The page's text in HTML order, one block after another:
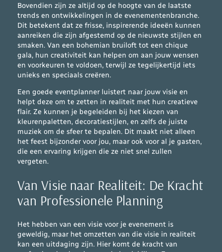
Bovendien zijn ze altijd op de hoogte van de laatste
trends en ontwikkelingen in de evenementenbranche.
Dit betekent dat ze frisse, inspirerende ideeën kunnen
aanreiken die zijn afgestemd op de nieuwste stijlen en
smaken. Van een bohemian bruiloft tot een chique
gala, hun creativiteit kan helpen om aan jouw wensen
en voorkeuren te voldoen, terwijl ze tegelijkertijd iets
unieks en speciaals creëren.
Een goede eventplanner luistert naar jouw visie en
helpt deze om te zetten in realiteit met hun creatieve
flair. Ze kunnen je begeleiden bij het kiezen van
kleurenpaletten, decoratiestijlen, en zelfs de juiste
muziek om de sfeer te bepalen. Dit maakt niet alleen
het feest bijzonder voor jou, maar ook voor al je gasten,
die een ervaring krijgen die ze niet snel zullen
vergeten.
Van Visie naar Realiteit: De Kracht
van Professionele Planning
Het hebben van een visie voor je evenement is
geweldig, maar het omzetten van die visie in realiteit
kan een uitdaging zijn. Hier komt de kracht van